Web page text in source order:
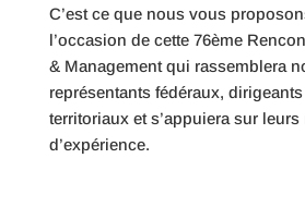
C’est ce que nous vous
l’occasion de cette 76ème
& Management qui rassemblera
représentants fédéraux,
territoriaux et s’appuiera sur leurs
d’expérience.